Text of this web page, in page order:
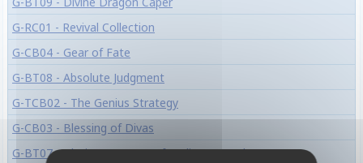
G-RC01 - Revival Collection
G-CB04 - Gear of Fate
G-BT08 - Absolute Judgment
G-TCB02 - The Genius Strategy
G-CB03 - Blessing of Divas
G-BT07 - Glorious Bravery of Radiant Sword